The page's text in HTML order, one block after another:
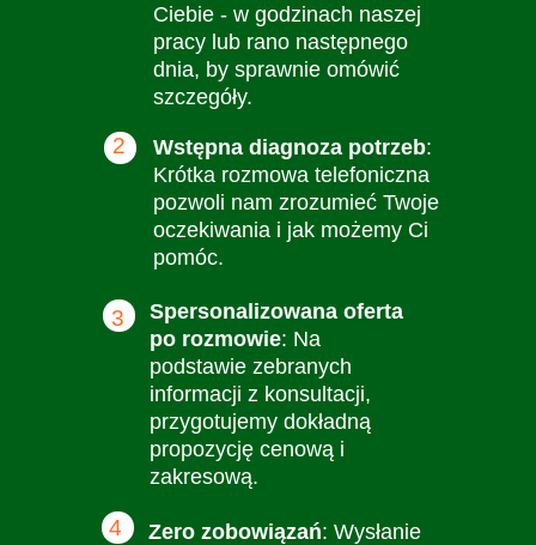
Ciebie - w godzinach naszej
pracy lub rano następnego
dnia, by sprawnie omówić
szczegóły.
Wstępna diagnoza potrzeb:
Krótka rozmowa telefoniczna
pozwoli nam zrozumieć Twoje
oczekiwania i jak możemy Ci
pomóc.
Spersonalizowana oferta
po rozmowie: Na
podstawie zebranych
informacji z konsultacji,
przygotujemy dokładną
propozycję cenową i
zakresową.
2
3
Zero zobowiązań: Wysłanie
4